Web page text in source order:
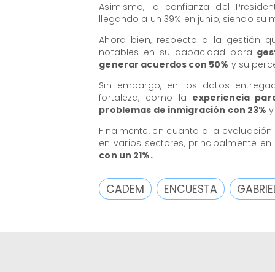
Asimismo, la confianza del
llegando a un 39% en junio, siendo su
Ahora bien, respecto a la gestión
notables en su capacidad para
generar acuerdos con 50% y su
Sin embargo, en los datos
fortaleza, como la experiencia
problemas de inmigración con 23%
Finalmente, en cuanto a la
en varios sectores, principalmente en
con un 21%.
CADEM ENCUESTA